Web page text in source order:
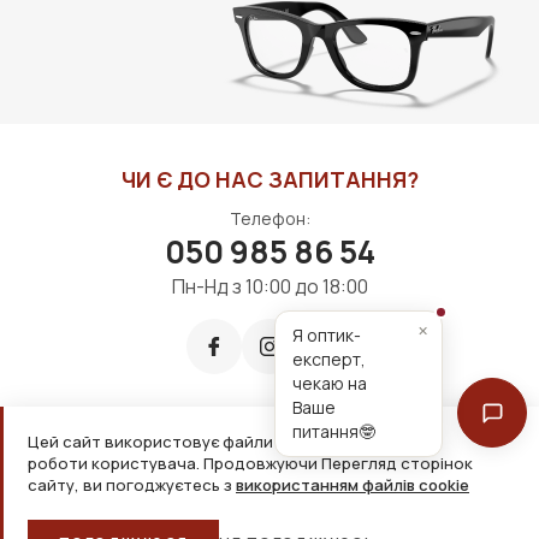
Цей сайт використовує файли cookie для зручнішої
роботи користувача. Продовжуючи Перегляд сторінок
сайту, ви погоджуєтесь з використанням файлів cookie
ЧИ Є ДО НАС ЗАПИТАННЯ?
Телефон:
050 985 86 54
Пн-Нд з 10:00 до 18:00
2026, ТОВ «Дім оптики» Усі права захищені
Приймаємо до оплати:
Я оптик-
експерт,
чекаю на
Ваше
питання🤓
×